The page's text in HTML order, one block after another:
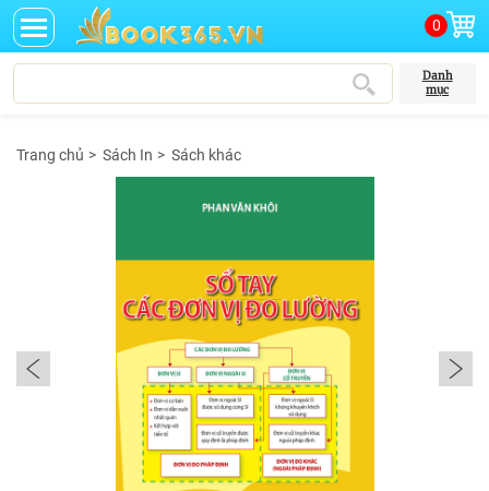
0
Danh
mục
Trang chủ> Sách In> Sách khác